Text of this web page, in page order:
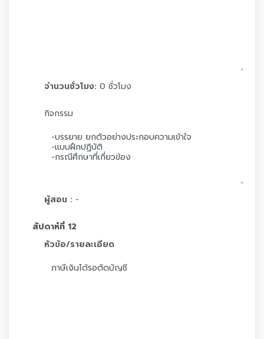
จำนวนชั่วโมง: 0 ชั่วโมง
กิจกรรม
ผู้สอน : -
สัปดาห์ที่ 12
หัวข้อ/รายละเอียด